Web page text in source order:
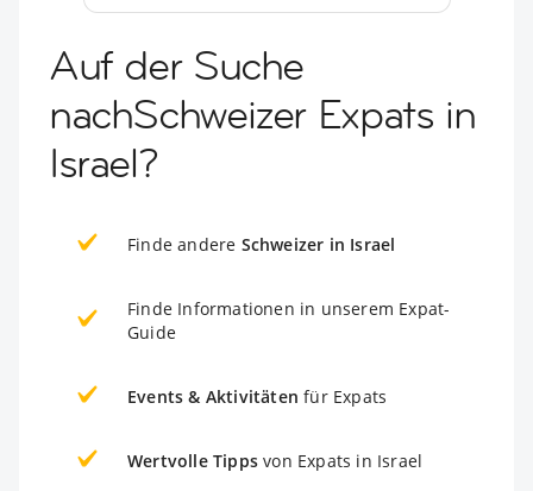
Auf der Suche
nachSchweizer Expats in
Israel?
Finde andere Schweizer in Israel
Finde Informationen in unserem Expat-
Guide
Events & Aktivitäten für Expats
Wertvolle Tipps von Expats in Israel